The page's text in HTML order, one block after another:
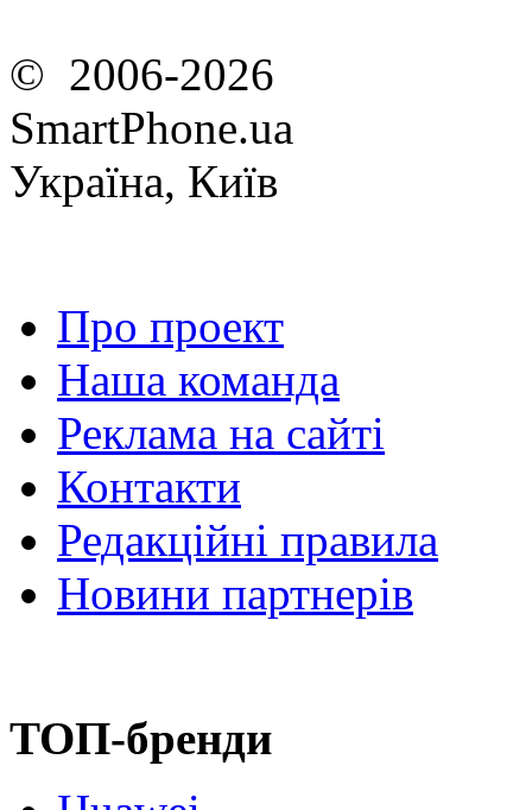
© 2006-2026
SmartPhone.ua
Україна, Київ
Про проект
Наша команда
Реклама на сайті
Контакти
Редакційні правила
Новини партнерів
ТОП-бренди